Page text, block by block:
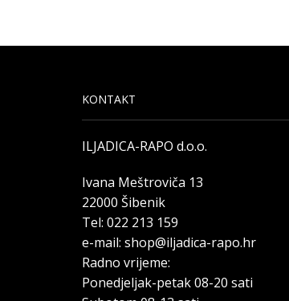
KONTAKT
ILJADICA-RAPO d.o.o.
Ivana Meštroviča 13
22000 Šibenik
Tel: 022 213 159
e-mail: shop@iljadica-rapo.hr
Radno vrijeme:
Ponedjeljak-petak 08-20 sati